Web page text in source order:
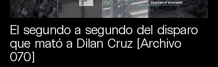
El segundo a segundo del disparo
que mató a Dilan Cruz [Archivo
070]